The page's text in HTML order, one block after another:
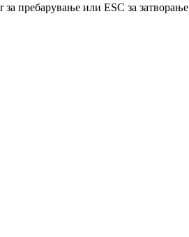
за пребарување или ESC за затворање